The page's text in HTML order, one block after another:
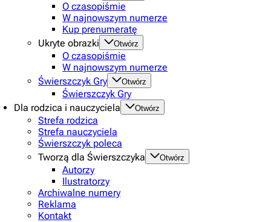
O czasopiśmie
W najnowszym numerze
Kup prenumeratę
Ukryte obrazki
Otwórz
O czasopiśmie
W najnowszym numerze
Świerszczyk Gry
Otwórz
Świerszczyk Gry
Dla rodzica i nauczyciela
Otwórz
Strefa rodzica
Strefa nauczyciela
Świerszczyk poleca
Tworzą dla Świerszczyka
Otwórz
Autorzy
Ilustratorzy
Archiwalne numery
Reklama
Kontakt